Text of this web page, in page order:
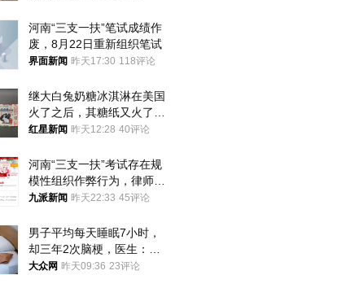
河南“三支一扶”笔试成绩作
废，8月22日重新组织笔试
界面新闻 昨天17:30 118评论
继大白兔奶糖冰淇淋在美国
火了之后，其糖纸又火了！
海外博主盛赞：平面设计经
红星新闻 昨天12:28 40评论
河南“三支一扶”考试存在规
模性组织作弊行为，律师：
涉嫌非法获取国家秘密罪等
九派新闻 昨天22:33 45评论
男子平均每天睡眠7小时，
却三年2次脑梗，医生：这
样睡觉更伤身
大众网 昨天09:36 23评论